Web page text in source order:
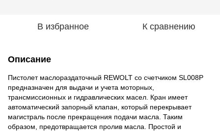
В избранное К сравнению
Описание
Пистолет маслораздаточный REWOLT со счетчиком SL008P
предназначен для выдачи и учета моторных,
трансмиссионных и гидравлических масел. Кран имеет
автоматический запорный клапан, который перекрывает
магистраль после прекращения подачи масла. Таким
образом, предотвращается пролив масла. Простой и